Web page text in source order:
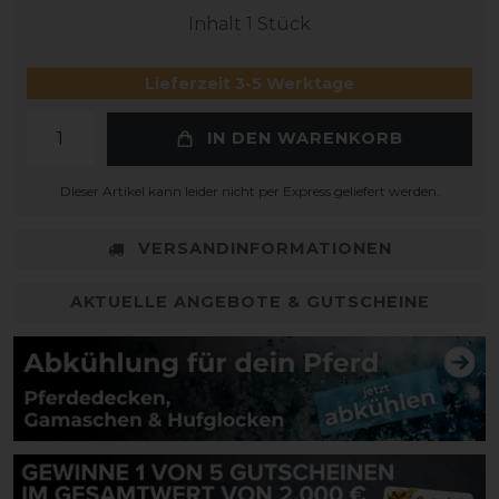
Inhalt 1 Stück
Lieferzeit 3-5 Werktage
IN DEN WARENKORB
Dieser Artikel kann leider nicht per Express geliefert werden.
VERSANDINFORMATIONEN
AKTUELLE ANGEBOTE & GUTSCHEINE